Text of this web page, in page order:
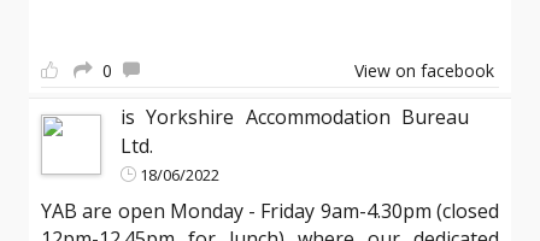
0 View on facebook
is Yorkshire Accommodation Bureau
Ltd.
18/06/2022
YAB are open Monday - Friday 9am-4.30pm (closed